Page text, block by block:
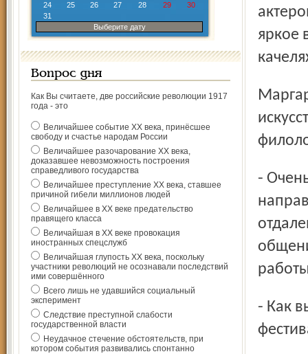
24
25 26 27 28 29
30
31
Выберите дату
Вопрос дня
Как Вы считаете, две российские революции 1917
года - это
Величайшее событие ХХ века, принёсшее
свободу и счастье народам России
Величайшее разочарование ХХ века,
доказавшее невозможность построения
справедливого государства
Величайшее преступление ХХ века, ставшее
причиной гибели миллионов людей
Величайшее в ХХ веке предательство
правящего класса
Величайшая в ХХ веке провокация
иностранных спецслужб
Величайшая глупость ХХ века, поскольку
участники революций не осознавали последствий
ими совершённого
Всего лишь не удавшийся социальный
эксперимент
Следствие преступной слабости
государственной власти
Неудачное стечение обстоятельств, при
котором события развивались спонтанно
яркое
Маргарита ВАНЯШОВА, зав. кафедрой литературы и
- Очень отрадно, что приехали представители разных
- Как вы оцениваете показы ярославцев на общем фоне